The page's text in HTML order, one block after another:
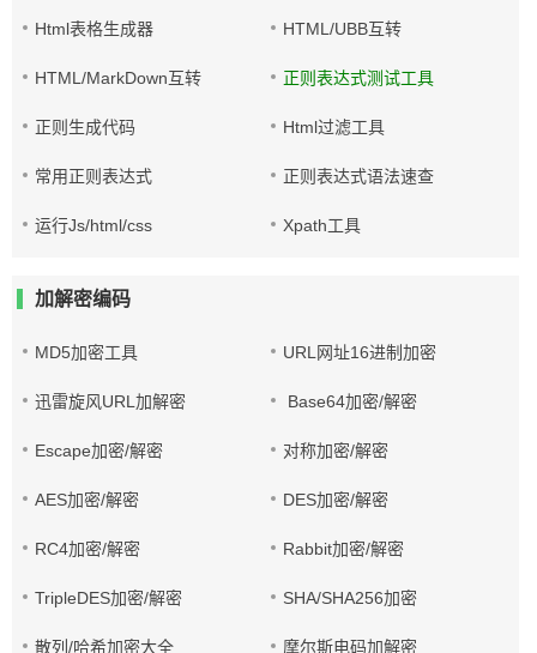
Html表格生成器 HTML/UBB互转
HTML/MarkDown互转 正则表达式测试工具
正则生成代码 Html过滤工具
常用正则表达式 正则表达式语法速查
运行Js/html/css Xpath工具
加解密编码
MD5加密工具 URL网址16进制加密
迅雷旋风URL加解密 Base64加密/解密
Escape加密/解密 对称加密/解密
AES加密/解密 DES加密/解密
RC4加密/解密 Rabbit加密/解密
TripleDES加密/解密 SHA/SHA256加密
散列/哈希加密大全 摩尔斯电码加解密